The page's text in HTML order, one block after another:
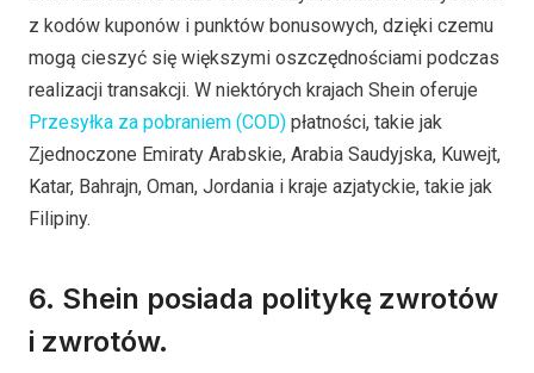
z kodów kuponów i punktów bonusowych, dzięki czemu
mogą cieszyć się większymi oszczędnościami podczas
realizacji transakcji. W niektórych krajach Shein oferuje
Przesyłka za pobraniem (COD) płatności, takie jak
Zjednoczone Emiraty Arabskie, Arabia Saudyjska, Kuwejt,
Katar, Bahrajn, Oman, Jordania i kraje azjatyckie, takie jak
Filipiny.
6. Shein posiada politykę zwrotów
i zwrotów.